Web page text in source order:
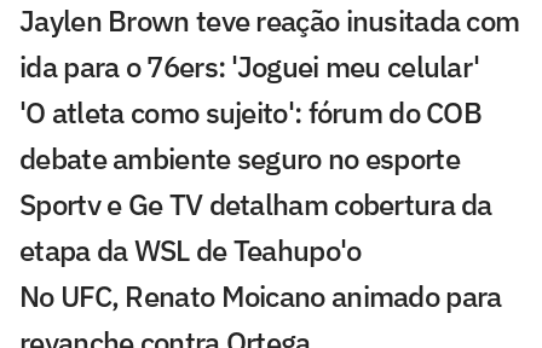
Jaylen Brown teve reação inusitada com
ida para o 76ers: 'Joguei meu celular'
'O atleta como sujeito': fórum do COB
debate ambiente seguro no esporte
Sportv e Ge TV detalham cobertura da
etapa da WSL de Teahupo'o
No UFC, Renato Moicano animado para